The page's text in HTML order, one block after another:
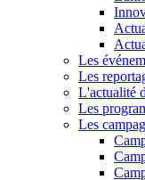
Les
Les
L'actualité
Les
Les